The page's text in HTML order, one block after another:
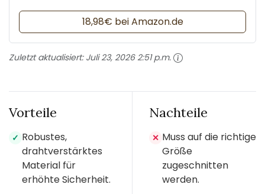
18,98€ bei Amazon.de
Zuletzt aktualisiert: Juli 23, 2026 2:51 p.m.
Vorteile
✓ Robustes,
drahtverstärktes
Material für
erhöhte Sicherheit.
Nachteile
✕ Muss auf die richtige
Größe
zugeschnitten
werden.